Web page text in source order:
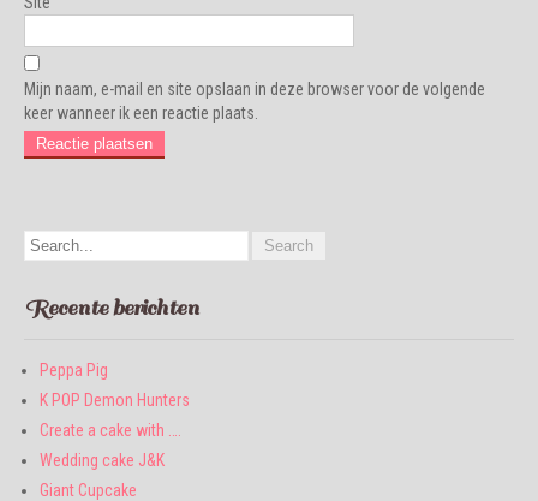
Mijn naam, e-mail en site opslaan in deze browser voor de volgende
keer wanneer ik een reactie plaats.
Recente berichten
Peppa Pig
K POP Demon Hunters
Create a cake with ….
Wedding cake J&K
Giant Cupcake